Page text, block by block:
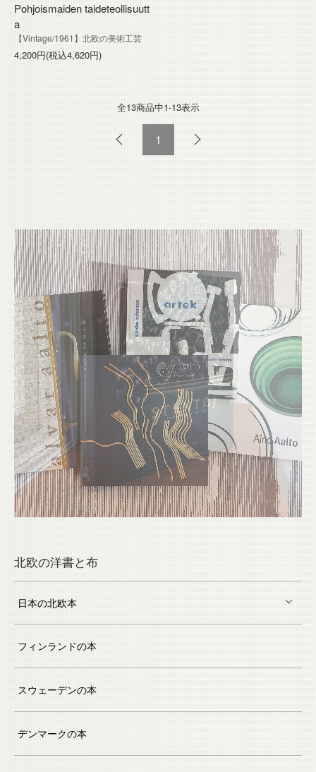
Pohjoismaiden taideteollisuutt
a
【Vintage/1961】北欧の美術工芸
4,200円(税込4,620円)
全13商品中1-13表示
1
北欧の洋書と布
日本の北欧本
フィンランドの本
スウェーデンの本
デンマークの本